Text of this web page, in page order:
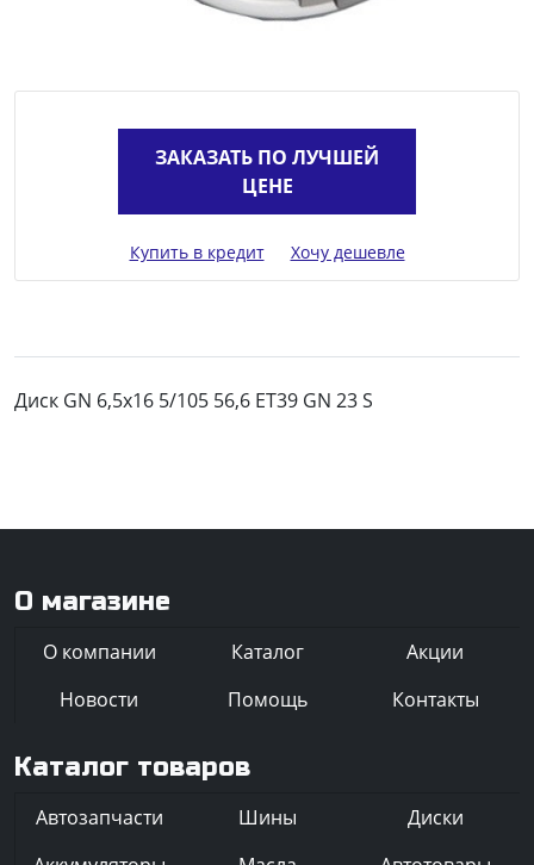
ЗАКАЗАТЬ ПО ЛУЧШЕЙ
ЦЕНЕ
Купить в кредит Хочу дешевле
Диск GN 6,5x16 5/105 56,6 ET39 GN 23 S
О магазине
О компании Каталог
Акции
Новости
Помощь Контакты
Каталог товаров
Автозапчасти Шины
Диски